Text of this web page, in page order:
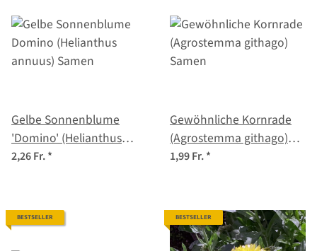
Gelbe Sonnenblume
'Domino' (Helianthus
annuus) Samen
2,26 Fr.*
Gewöhnliche Kornrade
(Agrostemma githago)
Samen
1,99 Fr.*
BESTSELLER BESTSELLER